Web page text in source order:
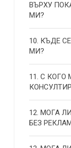
ВЪРХУ
МИ?
10. КЪДЕ
МИ?
11. С КОГО
12. МОГА
БЕЗ